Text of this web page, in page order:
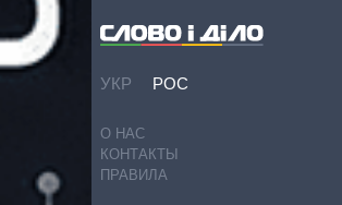
УКР РОС
О НАС
КОНТАКТЫ
ПРАВИЛА